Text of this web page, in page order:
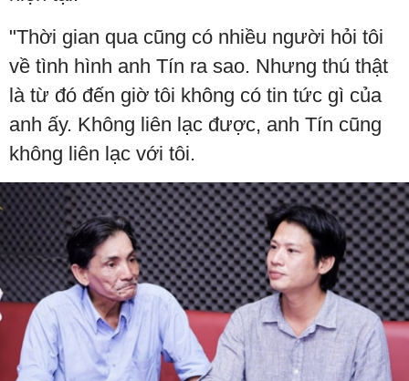
"Thời gian qua cũng có nhiều người hỏi tôi
về tình hình anh Tín ra sao. Nhưng thú thật
là từ đó đến giờ tôi không có tin tức gì của
anh ấy. Không liên lạc được, anh Tín cũng
không liên lạc với tôi.